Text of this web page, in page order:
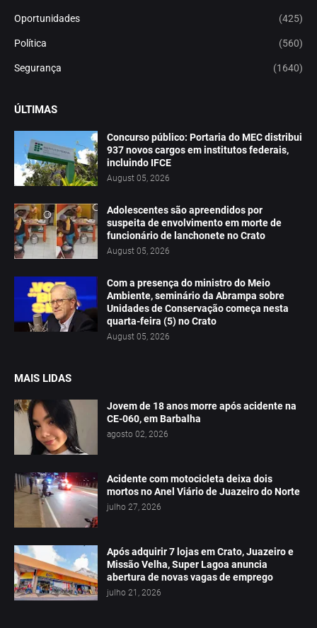
Oportunidades (425)
Política (560)
Segurança (1640)
ÚLTIMAS
Concurso público: Portaria do MEC distribui
937 novos cargos em institutos federais,
incluindo IFCE
August 05, 2026
Adolescentes são apreendidos por
suspeita de envolvimento em morte de
funcionário de lanchonete no Crato
August 05, 2026
Com a presença do ministro do Meio
Ambiente, seminário da Abrampa sobre
Unidades de Conservação começa nesta
quarta-feira (5) no Crato
August 05, 2026
MAIS LIDAS
Jovem de 18 anos morre após acidente na
CE-060, em Barbalha
agosto 02, 2026
Acidente com motocicleta deixa dois
mortos no Anel Viário de Juazeiro do Norte
julho 27, 2026
Após adquirir 7 lojas em Crato, Juazeiro e
Missão Velha, Super Lagoa anuncia
abertura de novas vagas de emprego
julho 21, 2026